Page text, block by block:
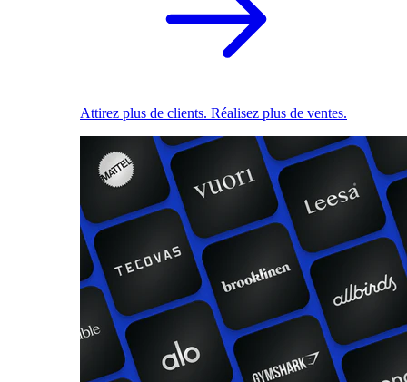
Attirez plus de clients. Réalisez plus de ventes.